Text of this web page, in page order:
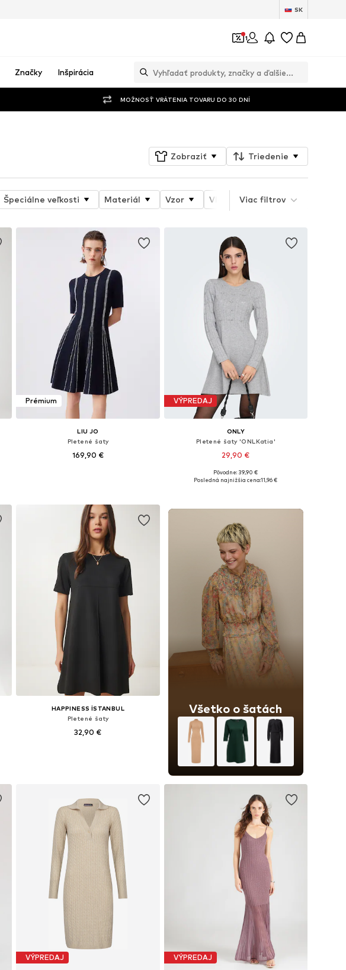
SK
1
Značky Inšpirácia
MOŽNOSŤ VRÁTENIA TOVARU DO 30 DNÍ
Zobraziť Triedenie
Špeciálne veľkosti Materiál Vzor Vlastnosti produktu
Viac filtrov
Prémium
LIU JO
Pletené šaty
169,90 €
VÝPREDAJ
ONLY
Pletené šaty 'ONLKatia'
29,90 €
Dostupné veľkosti: XS, S, M, L, XL
Pôvodne: 39,90 €
Posledná najnižšia cena:11,96 €
HAPPINESS İSTANBUL
Pletené šaty
32,90 €
Všetko o šatách
VÝPREDAJ VÝPREDAJ